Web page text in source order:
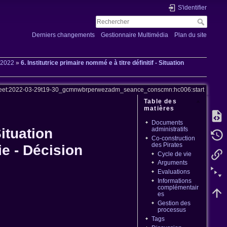
S'identifier
Derniers changements Gestionnaire Multimédia Plan du site
»6. Institutrice primaire nommé e à titre définitif - Situation
03-29t19-30_gcmnwbrperwezadm_seance_conscmn:hc006:start
Table des
matières
Documents
administratifs
Co-construction
des Pirates
Cycle de vie
Arguments
Evaluations
Informations
complémentair
es
Gestion des
processus
Tags
- Décision